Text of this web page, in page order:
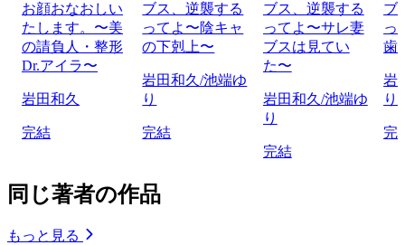
お顔おなおしい
たします。〜美
の請負人・整形
Dr.アイラ〜
岩田和久
完結
ブス、逆襲する
ってよ〜陰キャ
の下剋上〜
岩田和久/池端ゆ
り
完結
ブス、逆襲する
ってよ〜サレ妻
ブスは見てい
た〜
岩田和久/池端ゆ
り
完結
ブ
っ
歯
岩
り
完
同じ著者の作品
もっと見る